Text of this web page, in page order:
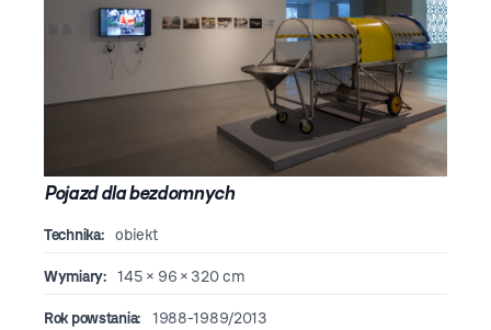
Pojazd dla bezdomnych
Technika: obiekt
Wymiary: 145 × 96 × 320 cm
Rok powstania: 1988-1989/2013